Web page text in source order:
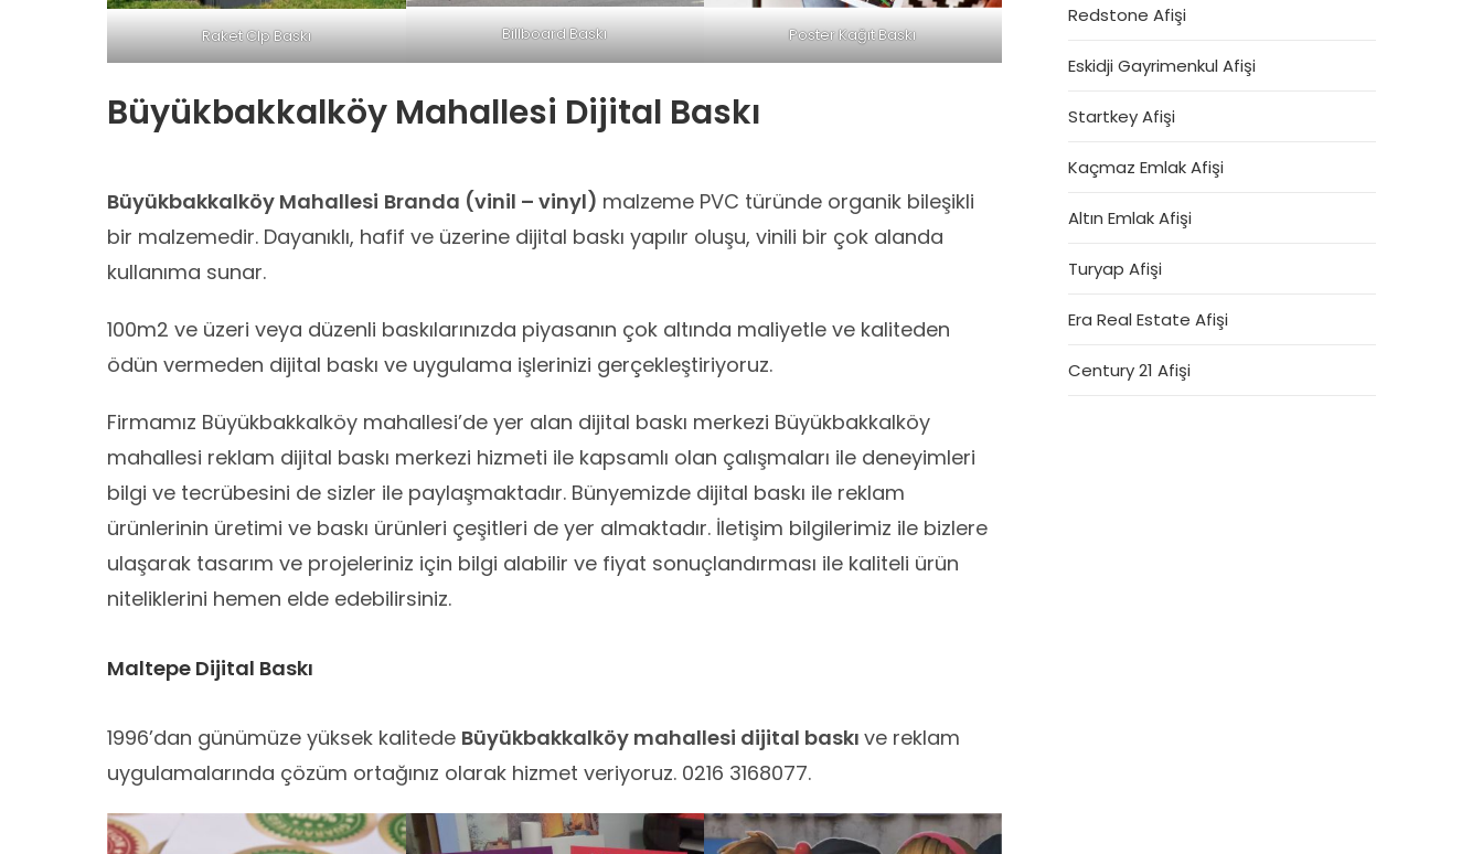
Raket Clp Baskı Billboard Baskı Poster Kağıt Baskı
Büyükbakkalköy Mahallesi Dijital Baskı
Büyükbakkalköy Mahallesi Branda (vinil – vinyl) malzeme PVC türünde organik bileşikli
bir malzemedir. Dayanıklı, hafif ve üzerine dijital baskı yapılır oluşu, vinili bir çok alanda
kullanıma sunar.
100m2 ve üzeri veya düzenli baskılarınızda piyasanın çok altında maliyetle ve kaliteden
ödün vermeden dijital baskı ve uygulama işlerinizi gerçekleştiriyoruz.
Firmamız Büyükbakkalköy mahallesi’de yer alan dijital baskı merkezi Büyükbakkalköy
mahallesi reklam dijital baskı merkezi hizmeti ile kapsamlı olan çalışmaları ile deneyimleri
bilgi ve tecrübesini de sizler ile paylaşmaktadır. Bünyemizde dijital baskı ile reklam
ürünlerinin üretimi ve baskı ürünleri çeşitleri de yer almaktadır. İletişim bilgilerimiz ile bizlere
ulaşarak tasarım ve projeleriniz için bilgi alabilir ve fiyat sonuçlandırması ile kaliteli ürün
niteliklerini hemen elde edebilirsiniz.
Maltepe Dijital Baskı
1996’dan günümüze yüksek kalitede Büyükbakkalköy mahallesi dijital baskıve reklam
uygulamalarında çözüm ortağınız olarak hizmet veriyoruz. 0216 3168077.
Redstone Afişi
Eskidji Gayrimenkul Afişi
Startkey Afişi
Kaçmaz Emlak Afişi
Altın Emlak Afişi
Turyap Afişi
Era Real Estate Afişi
Century 21 Afişi